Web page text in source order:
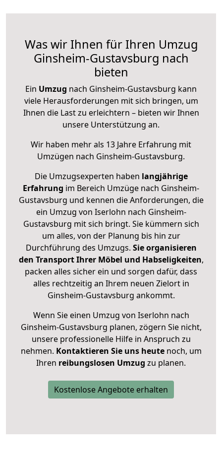
Was wir Ihnen für Ihren Umzug
Ginsheim-Gustavsburg nach
bieten
Ein Umzug nach Ginsheim-Gustavsburg kann
viele Herausforderungen mit sich bringen, um
Ihnen die Last zu erleichtern – bieten wir Ihnen
unsere Unterstützung an.
Wir haben mehr als 13 Jahre Erfahrung mit
Umzügen nach Ginsheim-Gustavsburg.
Die Umzugsexperten haben langjährige
Erfahrung im Bereich Umzüge nach Ginsheim-
Gustavsburg und kennen die Anforderungen, die
ein Umzug von Iserlohn nach Ginsheim-
Gustavsburg mit sich bringt. Sie kümmern sich
um alles, von der Planung bis hin zur
Durchführung des Umzugs. Sie organisieren
den Transport Ihrer Möbel und Habseligkeiten,
packen alles sicher ein und sorgen dafür, dass
alles rechtzeitig an Ihrem neuen Zielort in
Ginsheim-Gustavsburg ankommt.
Wenn Sie einen Umzug von Iserlohn nach
Ginsheim-Gustavsburg planen, zögern Sie nicht,
unsere professionelle Hilfe in Anspruch zu
nehmen. Kontaktieren Sie uns heutenoch, um
Ihren reibungslosen Umzug zu planen.
Kostenlose Angebote erhalten